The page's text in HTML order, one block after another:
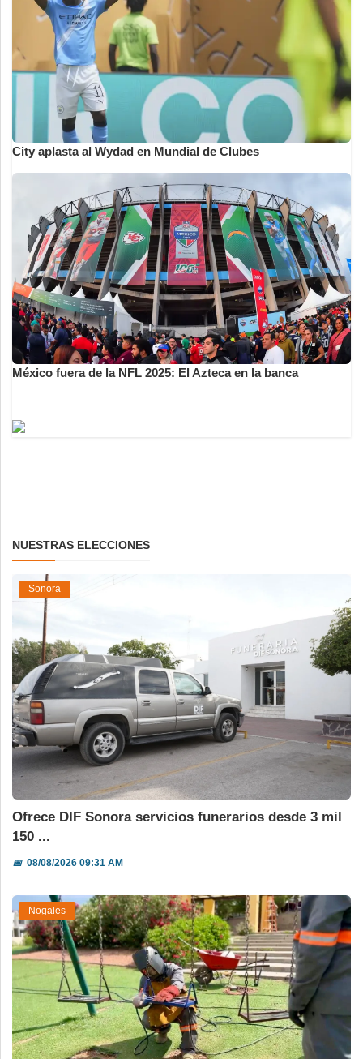
City aplasta al Wydad en Mundial de Clubes
México fuera de la NFL 2025: El Azteca en la banca
NUESTRAS ELECCIONES
Sonora
Ofrece DIF Sonora servicios funerarios desde 3 mil
150 ...
📅08/08/2026 09:31 AM
Nogales